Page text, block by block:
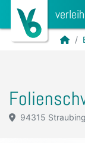
94315 Straubing